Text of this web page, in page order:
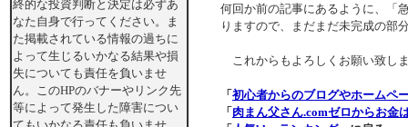
終的な投資判断と決定は必ずあ
なた自身で行ってください。ま
た掲載されている情報の過ちに
よって生じるいかなる結果や損
失についても責任を負いませ
ん。このHPのバナーやリンク先
等によって発生した障害につい
何回か前の記事にあるように、「
りますので、まだまだ未完成の
これからもよろしくお願い致し
「 初心者からのブログやホームペ
「 肉まん父さん.comゼロからお金